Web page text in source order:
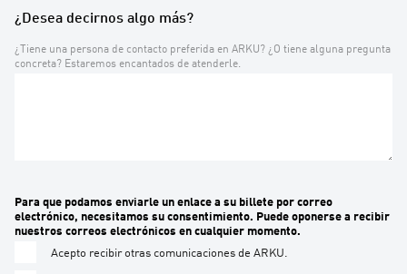
¿Desea decirnos algo más?
¿Tiene una persona de contacto preferida en ARKU? ¿O tiene alguna pregunta
concreta? Estaremos encantados de atenderle.
Para que podamos enviarle un enlace a su billete por correo
electrónico, necesitamos su consentimiento. Puede oponerse a recibir
nuestros correos electrónicos en cualquier momento.
Acepto recibir otras comunicaciones de ARKU.